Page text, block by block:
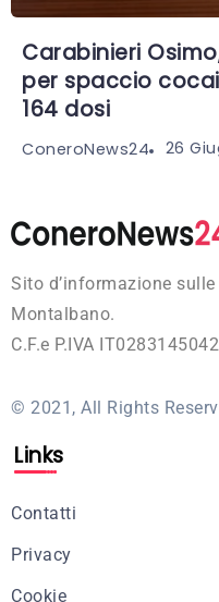
Carabinieri
per spaccio
164 dosi
ConeroNews24 26
Sito d’informazione
Montalbano.
C.F.e P.IVA
© 2021, All Rights
Links
Contatti
Privacy
Cookie